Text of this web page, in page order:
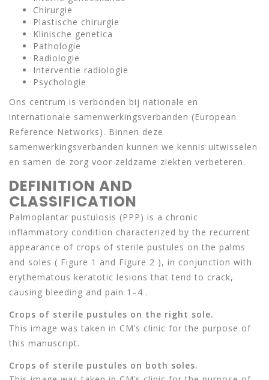
Chirurgie
Plastische chirurgie
Klinische genetica
Pathologie
Radiologie
Interventie radiologie
Psychologie
Ons centrum is verbonden bij nationale en
internationale samenwerkingsverbanden (European
Reference Networks). Binnen deze
samenwerkingsverbanden kunnen we kennis uitwisselen
en samen de zorg voor zeldzame ziekten verbeteren.
DEFINITION AND
CLASSIFICATION
Palmoplantar pustulosis (PPP) is a chronic
inflammatory condition characterized by the recurrent
appearance of crops of sterile pustules on the palms
and soles ( Figure 1 and Figure 2 ), in conjunction with
erythematous keratotic lesions that tend to crack,
causing bleeding and pain 1–4 .
Crops of sterile pustules on the right sole.
This image was taken in CM’s clinic for the purpose of
this manuscript.
Crops of sterile pustules on both soles.